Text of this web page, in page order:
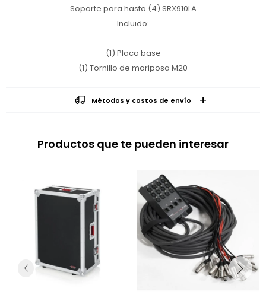
Soporte para hasta (4) SRX910LA
Incluido:
(1) Placa base
(1) Tornillo de mariposa M20
Métodos y costos de envío
Productos que te pueden interesar